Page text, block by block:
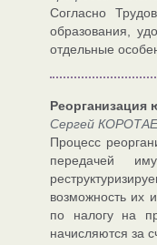
Согласно
образования,
отдельные
Реорганизация
Сергей
Процесс
передачей
возможность их
по налогу на
начисляются за